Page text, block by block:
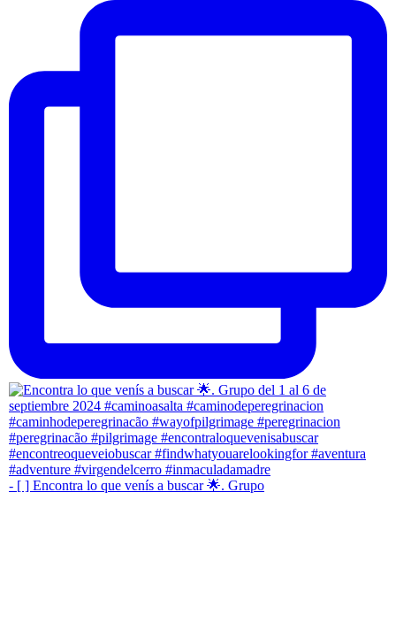
- [ ] Encontra lo que venís a buscar 🌟. Grupo